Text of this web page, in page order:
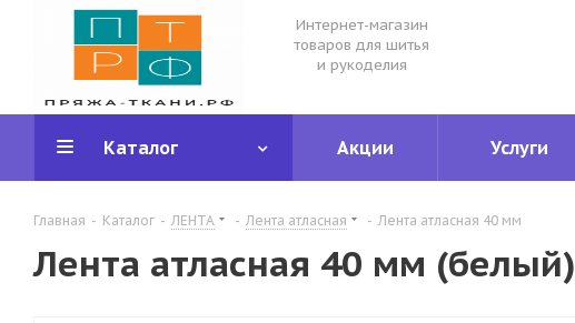
Интернет-магазин
товаров для шитья
и рукоделия
Каталог Акции Услуги
Главная - Каталог - ЛЕНТА - Лента атласная - Лента атласная 40 мм
Лента атласная 40 мм (белый)